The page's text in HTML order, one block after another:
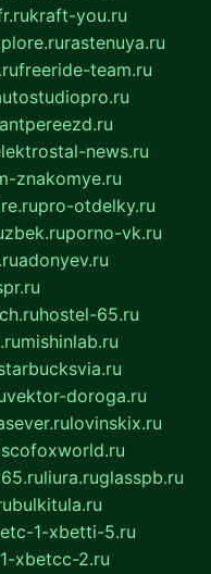
kraft-you.ru
rastenuya.ru
freeride-team.ru
news.ru
znakomye.ru
pro-otdelky.ru
porno-vk.ru
adonyev.ru
hostel-65.ru
mishinlab.ru
vektor-doroga.ru
lovinskix.ru
liura.ruglasspb.ru
bulkitula.ru
1-xbetti-5.ru
xbetcc-2.ru